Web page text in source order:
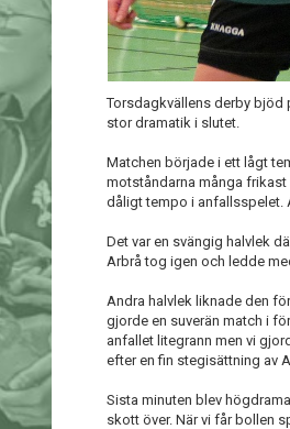
Torsdagkvällens derby bjöd
stor dramatik i slutet.
Matchen började i ett lågt
motståndarna många
dåligt tempo i anfallsspelet.
Det var en svängig halvlek
Arbrå tog igen och ledde
Andra halvlek liknade den
gjorde en suverän match i
anfallet litegrann men vi
efter en fin stegisättning av
Sista minuten blev
skott över. När vi får bollen